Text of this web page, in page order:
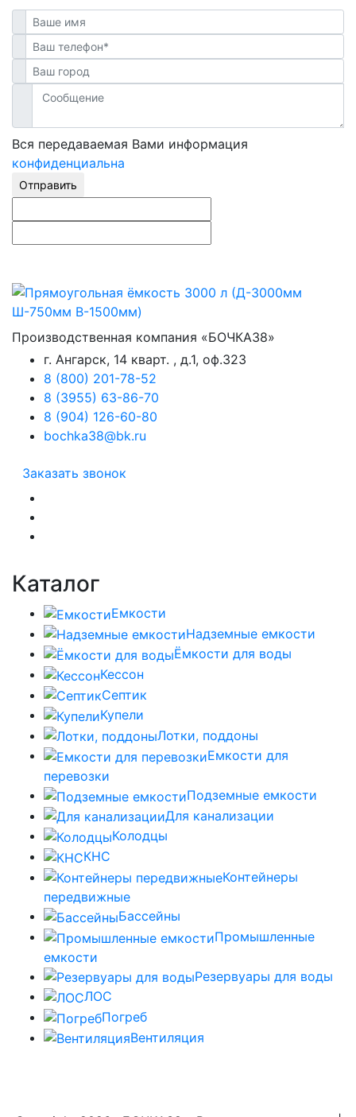
Вся передаваемая Вами информация
конфиденциальна
Отправить
Производственная компания «БОЧКА38»
г. Ангарск, 14 кварт. , д.1, оф.323
8 (800) 201-78-52
8 (3955) 63-86-70
8 (904) 126-60-80
bochka38@bk.ru
Заказать звонок
Каталог
Емкости
Надземные емкости
Ёмкости для воды
Кессон
Септик
Купели
Лотки, поддоны
Емкости для
перевозки
Подземные емкости
Для канализации
Колодцы
КНС
Контейнеры
передвижные
Бассейны
Промышленные
емкости
Резервуары для воды
ЛОС
Погреб
Вентиляция